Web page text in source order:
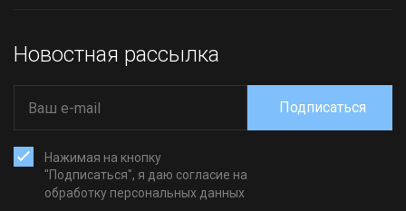
Новостная рассылка
Нажимая на кнопку
"Подписаться", я даю согласие на
обработку персональных данных
Подписаться